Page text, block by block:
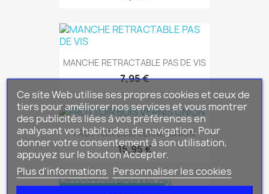
MANCHE RETRACTABLE PAS DE VIS
7,95 €
FROTTOIR BOIS VERNIS UNION
15,95 €
Ce site Web utilise ses propres cookies et ceux de
tiers pour améliorer nos services et vous montrer
des publicités liées à vos préférences en
analysant vos habitudes de navigation. Pour
donner votre consentement à son utilisation,
appuyez sur le bouton Accepter.
Plus d'informations Personnaliser les cookies